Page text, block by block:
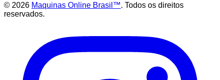
© 2026 Maquinas Online Brasil™. Todos os direitos
reservados.